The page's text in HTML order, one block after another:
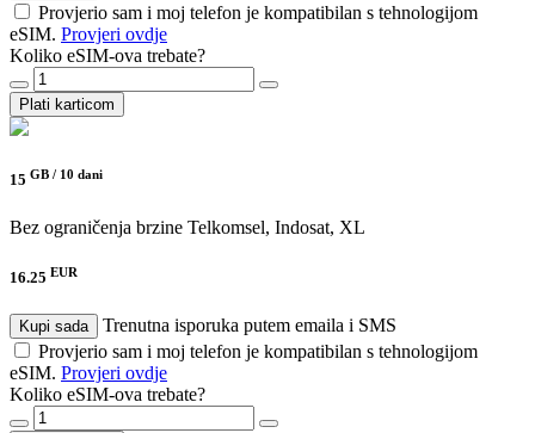
Provjerio sam i moj telefon je kompatibilan s tehnologijom
eSIM. Provjeri ovdje
Koliko eSIM-ova trebate?
Plati karticom
15 GB / 10 dani
Bez ograničenja brzine Telkomsel, Indosat, XL
16.25 EUR
Kupi sada
Trenutna isporuka putem emaila i SMS
Provjerio sam i moj telefon je kompatibilan s tehnologijom
eSIM. Provjeri ovdje
Koliko eSIM-ova trebate?